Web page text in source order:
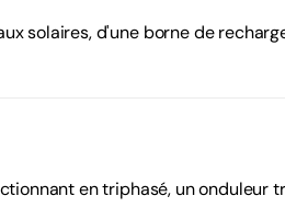
solaires, d'une borne de
en triphasé, un onduleur